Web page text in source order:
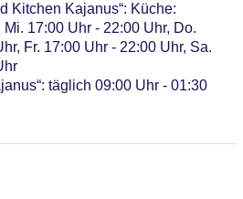
Tageslicht,
ohne Gebühr, Coffee Breaks:
10000 qm
4, Zimmer: 181
Sterne
Kitchen Kajanus“: Küche:
17:00 Uhr - 22:00 Uhr, Do.
Fr. 17:00 Uhr - 22:00 Uhr, Sa.
täglich 09:00 Uhr - 01:30